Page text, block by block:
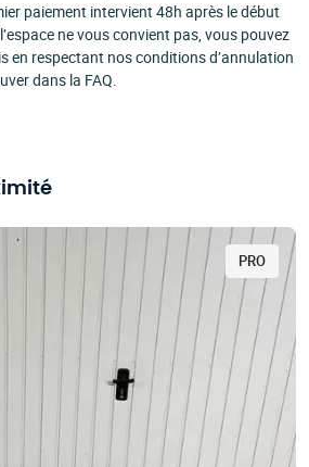
paiement intervient 48h après le début
ne vous convient pas, vous pouvez
en respectant nos conditions d’annulation
dans la FAQ.
PRO